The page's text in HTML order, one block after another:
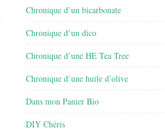
Chronique d’un bicarbonate
Chronique d’un dico
Chronique d’une HE Tea Tree
Chronique d’une huile d’olive
Dans mon Panier Bio
DIY Chéris